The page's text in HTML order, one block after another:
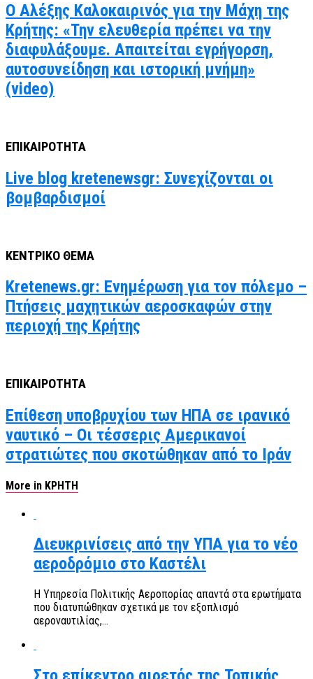
Ο Αλέξης Καλοκαιρινός για την Μάχη της
Κρήτης: «Την ελευθερία πρέπει να την
διαφυλάξουμε. Απαιτείται εγρήγορση,
αυτοσυνείδηση και ιστορική μνήμη»
(video)
ΕΠΙΚΑΙΡΟΤΗΤΑ
Live blog kretenewsgr: Συνεχίζονται οι
βομβαρδισμοί
ΚΕΝΤΡΙΚΟ ΘΕΜΑ
Kretenews.gr: Ενημέρωση για τον πόλεμο –
Πτήσεις μαχητικών αεροσκαφών στην
περιοχή της Κρήτης
ΕΠΙΚΑΙΡΟΤΗΤΑ
Επίθεση υποβρυχίου των ΗΠΑ σε ιρανικό
ναυτικό – Οι τέσσερις Αμερικανοί
στρατιώτες που σκοτώθηκαν από το Ιράν
More in ΚΡΗΤΗ
Διευκρινίσεις από την ΥΠΑ για το νέο
αεροδρόμιο στο Καστέλι
Η Υπηρεσία Πολιτικής Αεροπορίας απαντά στα ερωτήματα
που διατυπώθηκαν σχετικά με τον εξοπλισμό
αεροναυτιλίας,...